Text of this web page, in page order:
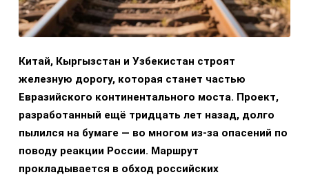
Китай, Кыргызстан и Узбекистан строят
железную дорогу, которая станет частью
Евразийского континентального моста. Проект,
разработанный ещё тридцать лет назад, долго
пылился на бумаге — во многом из-за опасений по
поводу реакции России. Маршрут
прокладывается в обход российских